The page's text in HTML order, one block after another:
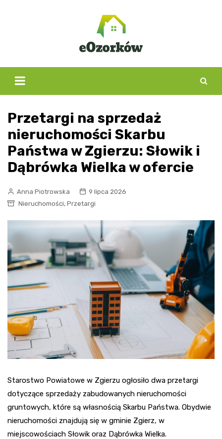
Przetargi na sprzedaż
nieruchomości Skarbu
Państwa w Zgierzu: Słowik i
Dąbrówka Wielka w ofercie
Anna Piotrowska
9 lipca 2026
Nieruchomości, Przetargi
Starostwo Powiatowe w Zgierzu ogłosiło dwa przetargi
dotyczące sprzedaży zabudowanych nieruchomości
gruntowych, które są własnością Skarbu Państwa. Obydwie
nieruchomości znajdują się w gminie Zgierz, w
miejscowościach Słowik oraz Dąbrówka Wielka.